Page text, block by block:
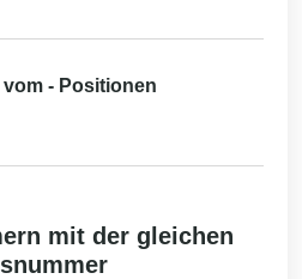
vom - Positionen
mit der gleichen